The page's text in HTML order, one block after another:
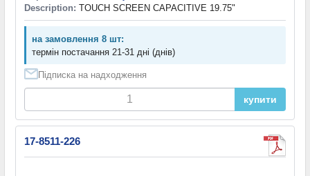
Description: TOUCH SCREEN CAPACITIVE 19.75"
на замовлення 8 шт:
термін постачання 21-31 дні (днів)
Підписка на надходження
купити
17-8511-226